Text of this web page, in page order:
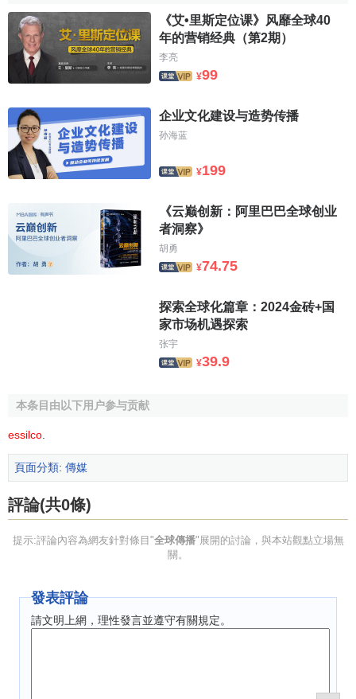
新階段或新形態，或直接在文中進行混用；另一類則完全對
二者進行區分，要麼將二者施用於不同的學術領域，要麼在
同領域內，全球傳播研究應該撇開國際傳播的舊有路徑，甚
至完全以“全球傳播”取代“國際傳播”。
傳播或否定國際傳播這兩大方向。從對這一概念使用的語境
或領域中，也可投射出當時眾多的社會潮流與歷史事件：正
是在冷戰結束、資本主義式
景下，“全球傳播”概念出現，“國際傳播”也被一些學者認為不
再適用；CNN對海灣戰爭的全面直播、“軟實力”概念的提出
和“文明衝突論”的盛行，同樣折射在此時期“全球傳播”研究的
文化關懷之上。90年代學者們視野中全球傳播涉及到的媒體
還只是全球廣播電視網，這一視線已然在21世紀明確轉移到
冷戰”色彩大為減弱，之前曾在90年代研究中普遍出現的意識
等辭彙已然罕見，涌現出來的則是
、全球文化的本土化、促進信息社
會傳播權力的社會運動等新的探討領域。
全球傳播的實質[1]
出，“一方面國際的、地區的、全球的權力結構限定了國家的
實際行動。這些權力結構包括國際規制和組織、世界經濟日
益居於主導地位的邏輯，國際法的約束以及民族國家安全能
事務中越來越力不從心，就越來越需要藉助全球傳播在其全
而這種影響促成了全球傳播與國際傳播重要區別的形
成。傳統意義上的國際傳播是以國家和政府為單位進行跨
《艾•里斯定位课》风靡全球40
年的营销经典（第2期）
李亮
¥99
企业文化建设与造势传播
孙海蓝
¥199
《云巅创新：阿里巴巴全球创业
者洞察》
胡勇
¥74.75
探索全球化篇章：2024金砖+国
家市场机遇探索
张宇
¥39.9
本条目由以下用户参与贡献
essilco
頁面分類: 傳媒
評論(共0條)
提示:評論內容為網友針對條目"全球傳播"展開的討論，與本站觀點立場無
關。
發表評論
請文明上網，理性發言並遵守有關規定。